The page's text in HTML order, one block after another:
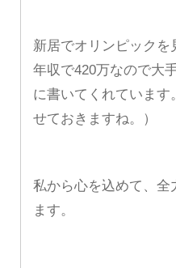
新居でオリンピック
年収で420万なので大
に書いてくれていま
せておきますね。）
私から心を込めて、全
ます。